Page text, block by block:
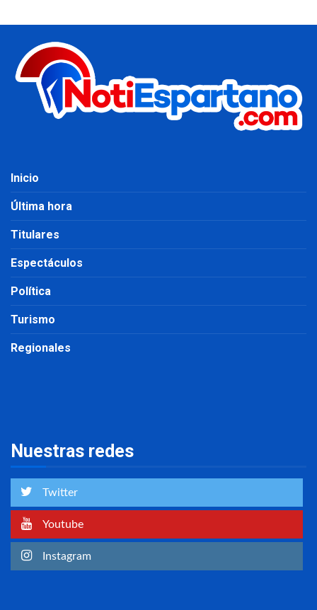
Inicio
Última hora
Titulares
Espectáculos
Política
Turismo
Regionales
Nuestras redes
Twitter
Youtube
Instagram